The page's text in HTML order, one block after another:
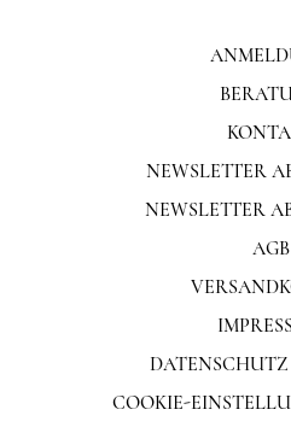
NEWSLETTER
NEWSLETTER
AGB
COOKIE-